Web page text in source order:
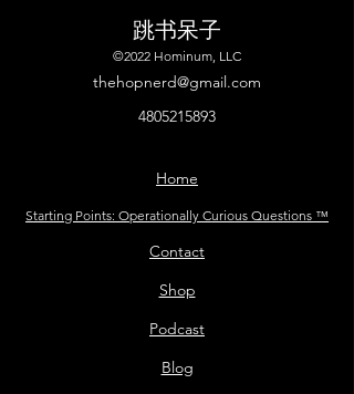
跳书呆子
©2022 Hominum, LLC
thehopnerd@gmail.com
4805215893
Home
Starting Points: Operationally Curious Questions ™
Contact
Shop
Podcast
Blog